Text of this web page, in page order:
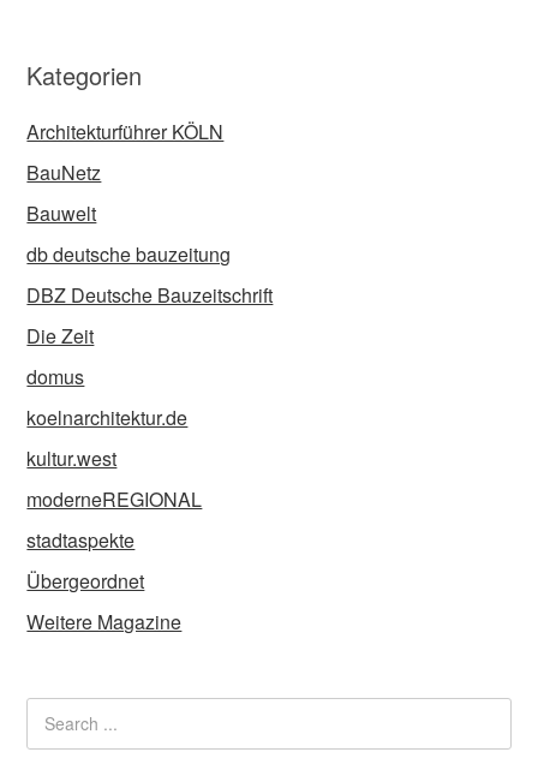
Kategorien
Architekturführer KÖLN
BauNetz
Bauwelt
db deutsche bauzeitung
DBZ Deutsche Bauzeitschrift
Die Zeit
domus
koelnarchitektur.de
kultur.west
moderneREGIONAL
stadtaspekte
Übergeordnet
Weitere Magazine